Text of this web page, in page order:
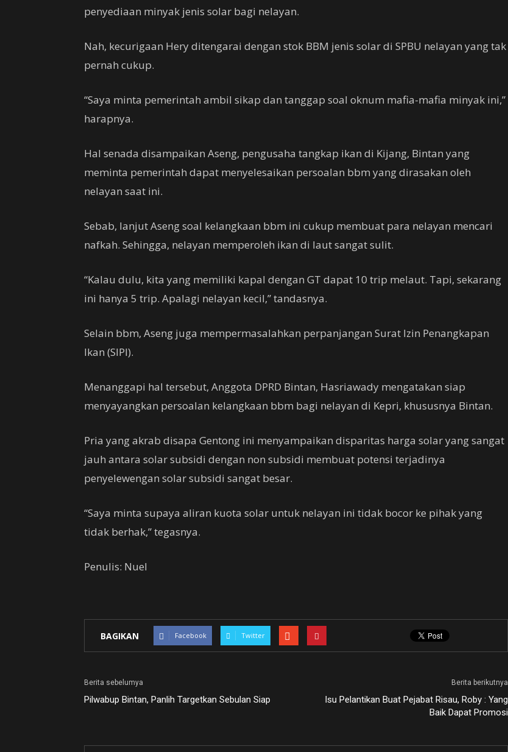
penyediaan minyak jenis solar bagi nelayan.
Nah, kecurigaan Hery ditengarai dengan stok BBM jenis solar di SPBU nelayan yang tak
pernah cukup.
“Saya minta pemerintah ambil sikap dan tanggap soal oknum mafia-mafia minyak ini,”
harapnya.
Hal senada disampaikan Aseng, pengusaha tangkap ikan di Kijang, Bintan yang
meminta pemerintah dapat menyelesaikan persoalan bbm yang dirasakan oleh
nelayan saat ini.
Sebab, lanjut Aseng soal kelangkaan bbm ini cukup membuat para nelayan mencari
nafkah. Sehingga, nelayan memperoleh ikan di laut sangat sulit.
“Kalau dulu, kita yang memiliki kapal dengan GT dapat 10 trip melaut. Tapi, sekarang
ini hanya 5 trip. Apalagi nelayan kecil,” tandasnya.
Selain bbm, Aseng juga mempermasalahkan perpanjangan Surat Izin Penangkapan
Ikan (SIPI).
Menanggapi hal tersebut, Anggota DPRD Bintan, Hasriawady mengatakan siap
menyayangkan persoalan kelangkaan bbm bagi nelayan di Kepri, khususnya Bintan.
Pria yang akrab disapa Gentong ini menyampaikan disparitas harga solar yang sangat
jauh antara solar subsidi dengan non subsidi membuat potensi terjadinya
penyelewengan solar subsidi sangat besar.
“Saya minta supaya aliran kuota solar untuk nelayan ini tidak bocor ke pihak yang
tidak berhak,” tegasnya.
Penulis: Nuel
BAGIKAN Facebook Twitter
Berita sebelumya
Pilwabup Bintan, Panlih Targetkan Sebulan Siap
Berita berikutnya
Isu Pelantikan Buat Pejabat Risau, Roby : Yang
Baik Dapat Promosi